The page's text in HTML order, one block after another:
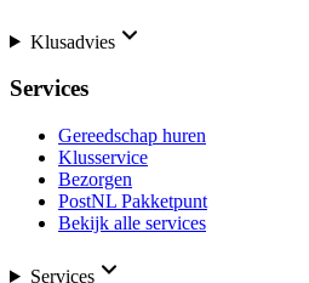
Klusadvies
Services
Gereedschap huren
Klusservice
Bezorgen
PostNL Pakketpunt
Bekijk alle services
Services